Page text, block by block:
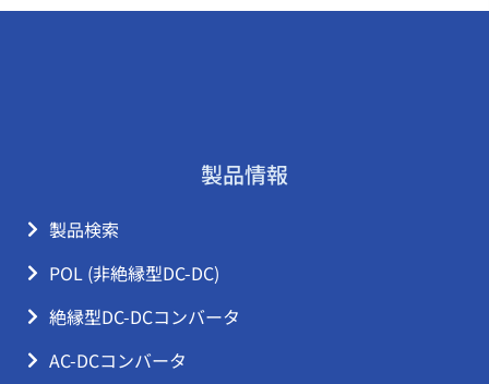
製品情報
製品検索
POL (非絶縁型DC-DC)
絶縁型DC-DCコンバータ
AC-DCコンバータ